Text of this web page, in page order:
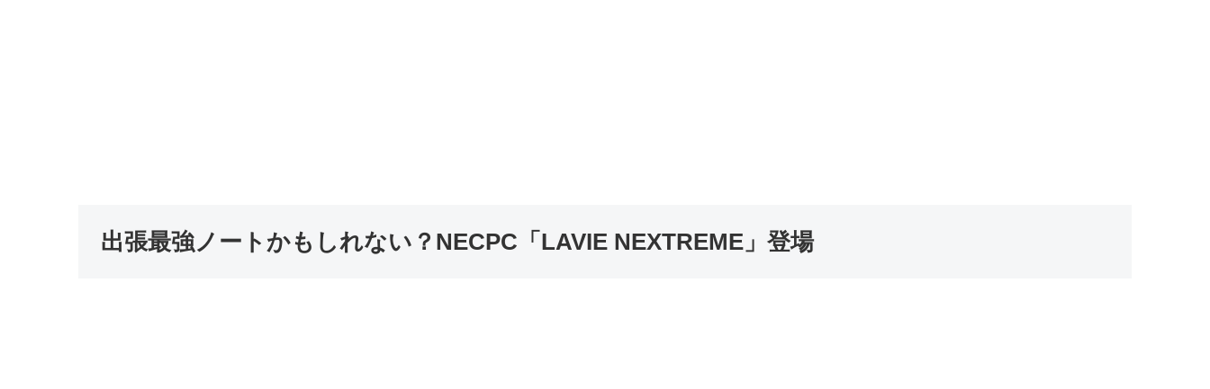
出張最強ノートかもしれない？NECPC「LAVIE NEXTREME」登場